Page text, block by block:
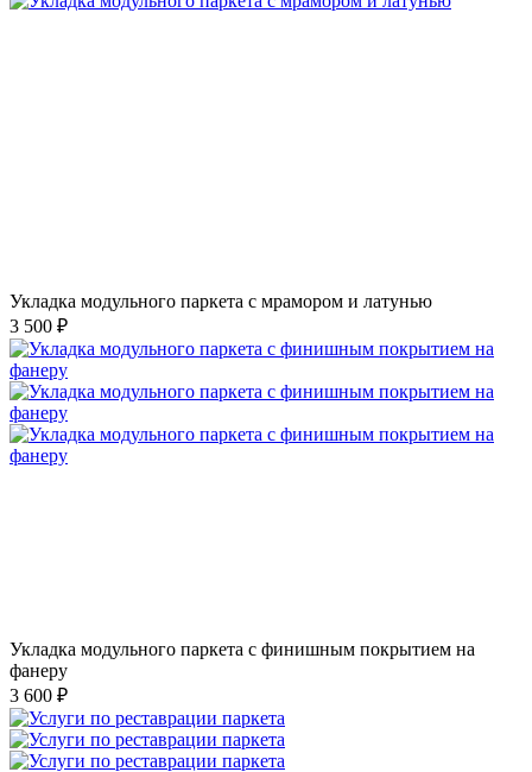
Укладка модульного паркета с мрамором и латунью
3 500 ₽
Укладка модульного паркета с финишным покрытием на
фанеру
3 600 ₽